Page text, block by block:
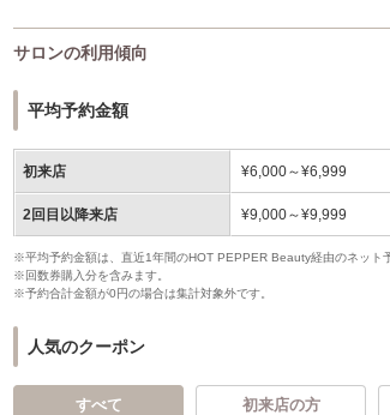
サロンの利用傾向
平均予約金額
初来店 ¥6,000～¥6,999
2回目以降来店 ¥9,000～¥9,999
※平均予約金額は、直近1年間のHOT PEPPER Beauty経由のネット
※回数券購入分を含みます。
※予約合計金額が0円の場合は集計対象外です。
人気のクーポン
すべて 初来店の方